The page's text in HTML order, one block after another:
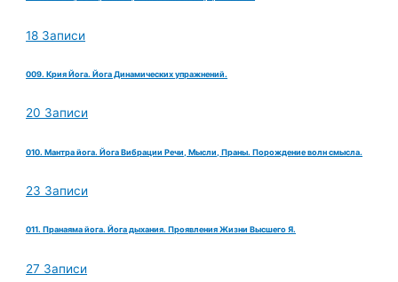
18 Записи
009. Крия Йога. Йога Динамических упражнений.
20 Записи
010. Мантра йога. Йога Вибрации Речи, Мысли, Праны. Порождение волн смысла.
23 Записи
011. Пранаяма йога. Йога дыхания. Проявления Жизни Высшего Я.
27 Записи